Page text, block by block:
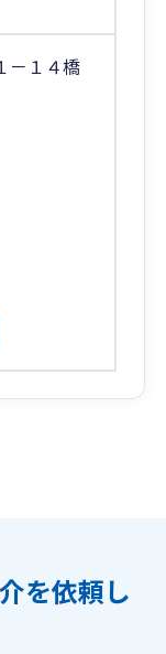
－１４橋
を依頼し